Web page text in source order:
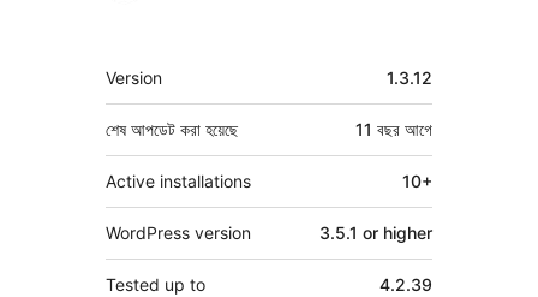
মেটা
Version 1.3.12
শেষ আপডেট করা হয়েছে 11 বছর আগে
Active installations 10+
WordPress version 3.5.1 or higher
Tested up to 4.2.39